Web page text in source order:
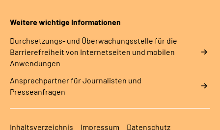
Weitere wichtige Informationen
Durchsetzungs- und Überwachungsstelle für die
Barrierefreiheit von Internetseiten und mobilen
Anwendungen
Ansprechpartner für Journalisten und
Presseanfragen
Inhaltsverzeichnis Impressum Datenschutz